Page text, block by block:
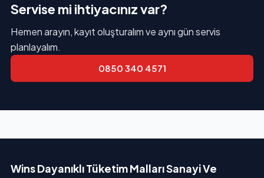
Servise mi ihtiyacınız var?
Hemen arayın, kayıt oluşturalım ve aynı gün servis
planlayalım.
0850 340 4571
Wins Dayanıklı Tüketim Malları Sanayi Ve